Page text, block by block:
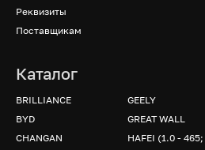
Реквизиты
Поставщикам
Каталог
BRILLIANCE
BYD
CHANGAN
GEELY
GREAT WALL
HAFEI (1.0 - 465;